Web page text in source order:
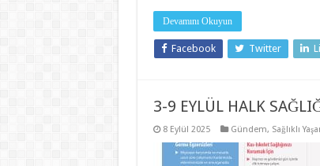
Devamını Okuyun
Facebook Twitter
3-9 EYLÜL HALK
8 Eylül 2025 Gündem, Sağlıklı